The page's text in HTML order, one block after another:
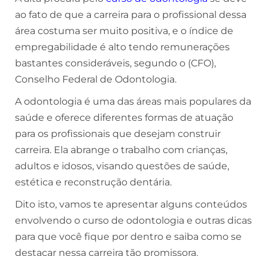
ao fato de que a carreira para o profissional dessa
área costuma ser muito positiva, e o índice de
empregabilidade é alto tendo remunerações
bastantes consideráveis, segundo o (CFO),
Conselho Federal de Odontologia.
A odontologia é uma das áreas mais populares da
saúde e oferece diferentes formas de atuação
para os profissionais que desejam construir
carreira. Ela abrange o trabalho com crianças,
adultos e idosos, visando questões de saúde,
estética e reconstrução dentária.
Dito isto, vamos te apresentar alguns conteúdos
envolvendo o curso de odontologia e outras dicas
para que você fique por dentro e saiba como se
destacar nessa carreira tão promissora.